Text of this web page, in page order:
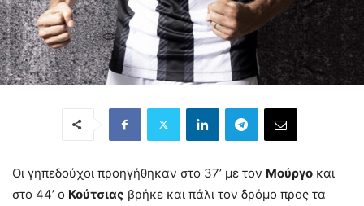
Οι γηπεδούχοι προηγήθηκαν στο 37’ με τον Μούργο και
στο 44’ ο Κούτσιας βρήκε και πάλι τον δρόμο προς τα